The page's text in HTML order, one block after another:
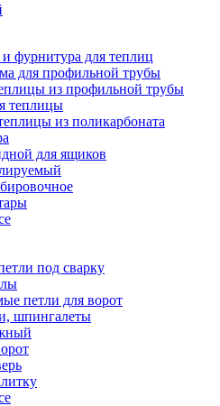
фурнитура для теплиц
для профильной трубы
из профильной трубы
теплицы
из поликарбоната
для ящиков
под сварку
петли для ворот
шпингалеты